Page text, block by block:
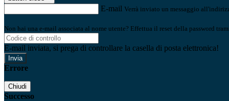
E-mail Verrà inviato un messaggio
Non hai una e-mail associata al nome utente? Effettua il reset della password
E-mail inviata, si prega di controllare la casella di posta elettronica!
Errore
Chiudi
Successo